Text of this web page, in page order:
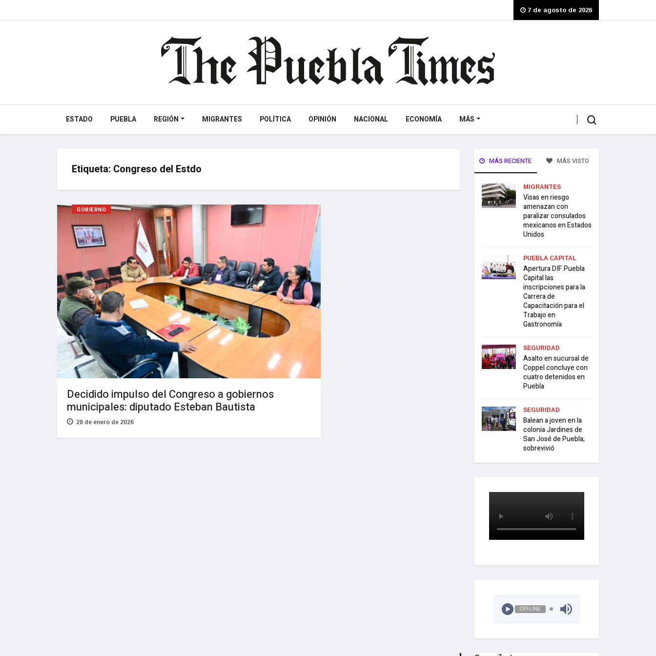
7 de agosto de 2026
ESTADO PUEBLA REGIÓN MIGRANTES POLÍTICA OPINIÓN NACIONAL ECONOMÍA MÁS
Etiqueta: Congreso del Estdo
GOBIERNO
Decidido impulso del Congreso a gobiernos
municipales: diputado Esteban Bautista
28 de enero de 2026
MÁS RECIENTE MÁS VISTO
MIGRANTES
Visas en riesgo
amenazan con
paralizar consulados
mexicanos en Estados
Unidos
PUEBLA CAPITAL
Apertura DIF Puebla
Capital las
inscripciones para la
Carrera de
Capacitación para el
Trabajo en
Gastronomía
SEGURIDAD
Asalto en sucursal de
Coppel concluye con
cuatro detenidos en
Puebla
SEGURIDAD
Balean a joven en la
colonia Jardines de
San José de Puebla;
sobrevivió
OFFLINE